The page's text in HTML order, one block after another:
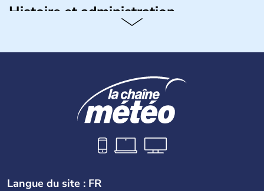
Histoire et administration
6000 sont habitées. C'est en 1945 que son
200 millions d'habitants, élevés dans le respect des
cultures et le culte du corps, notamment au travers des
célèbres danses indonésiennes.
Langue du site : FR